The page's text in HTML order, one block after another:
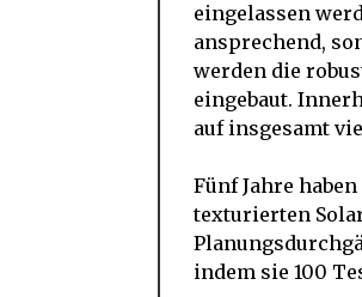
eingelassen
ansprechend,
werden die
eingebaut.
auf insgesamt
Fünf Jahre
texturierten
indem sie 100